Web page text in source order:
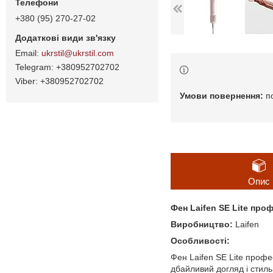
Опис
Фен Laifen SE Lite
Виробництво: Laifen
Особливості:
Фен Laifen SE Lite
дбайливий догляд і
+380 (95) 270-27-02
ukrstil@ukrstil.com
+380952702702
+380952702702